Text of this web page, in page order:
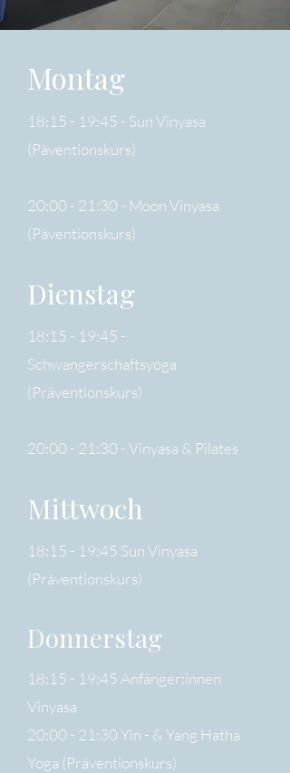
Montag
18:15 - 19:45 - ​Sun Vinyasa
(Päventionskurs)​​
20:00 - 21:30 - Moon Vinyasa
(Päventionskurs)​​
Dienstag
18:15 - 19:45 -
Schwangerschaftsyoga
(Präventionskurs)​
20:00 - 21:30 - Vinyasa & Pilates​​​​​​​​
Mittwoch
18:15 - 19:45​ Sun Vinyasa
(Präventionskurs) ​​​
Donnerstag
18:15 - 19:45 Anfänger:innen
Vinyasa​​​
20:00 - 21:30 Yin - & Yang Hatha
Yoga (Präventionskurs)